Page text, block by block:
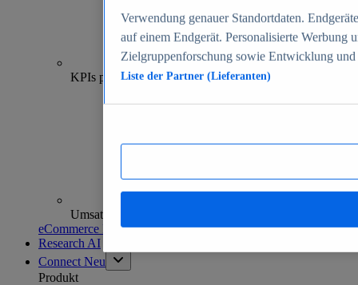
70+
KPIs pro Shop
Umsatzanalysen und -prognosen
eCommerce Insights entdecken
Research AI
Connect Neu
Produkt
Verwendung genauer Standortdaten.
auf einem Endgerät. Personalisierte Werbung
Zielgruppenforschung sowie Entwicklung
Liste der Partner (Lieferanten)